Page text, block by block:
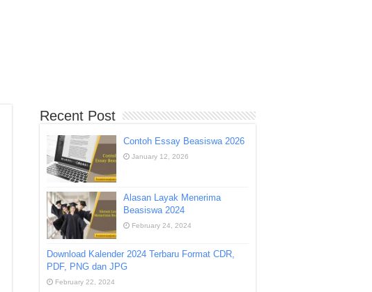
Recent Post
Contoh Essay Beasiswa 2026
January 12, 2026
Alasan Layak Menerima
Beasiswa 2024
February 24, 2024
Download Kalender 2024 Terbaru Format CDR,
PDF, PNG dan JPG
February 22, 2024